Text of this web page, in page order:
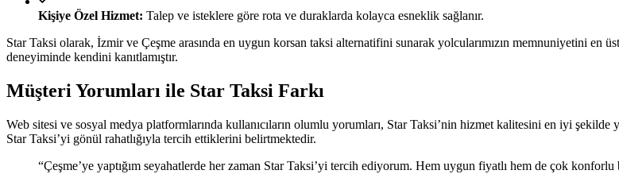
Kişiye Özel Hizmet: Talep ve isteklere göre rota ve duraklarda kolayca esneklik sağlanır.
Star Taksi olarak, İzmir ve Çeşme arasında en uygun korsan taksi alternatifini sunarak yolcularımızın memnuniyetini en
deneyiminde kendini kanıtlamıştır.
Müşteri Yorumları ile Star Taksi Farkı
Web sitesi ve sosyal medya platformlarında kullanıcıların olumlu yorumları, Star Taksi’nin hizmet kalitesini en iyi
Star Taksi’yi gönül rahatlığıyla tercih ettiklerini belirtmektedir.
“Çeşme’ye yaptığım seyahatlerde her zaman Star Taksi’yi tercih ediyorum. Hem uygun fiyatlı hem de çok